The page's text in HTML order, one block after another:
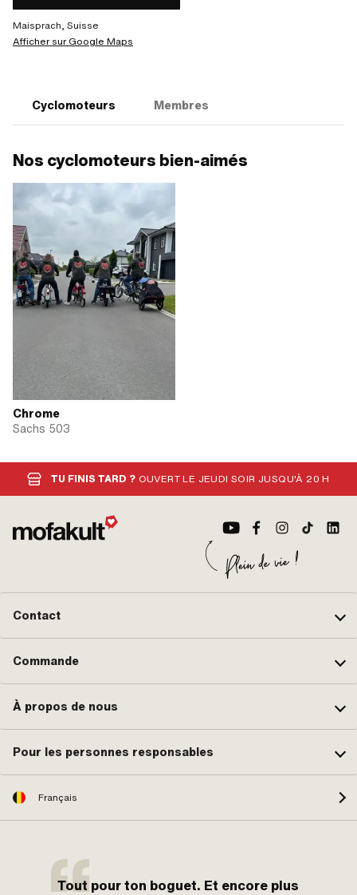
Maisprach, Suisse
Afficher sur Google Maps
Cyclomoteurs Membres
Nos cyclomoteurs bien-aimés
Chrome
Sachs 503
TU FINIS TARD ? OUVERT LE JEUDI SOIR JUSQU'À 20 H
Contact
Commande
À propos de nous
Pour les personnes responsables
Français
Tout pour ton boguet. Et encore plus